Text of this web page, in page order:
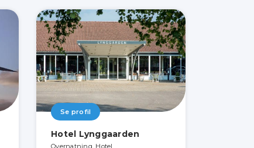
Se profil
Hotel Lynggaarden
Overnatning, Hotel